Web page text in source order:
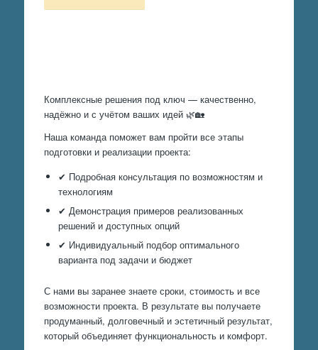
Комплексные решения под ключ — качественно,
надёжно и с учётом ваших идей 🌿🏡
Наша команда поможет вам пройти все этапы
подготовки и реализации проекта:
✔ Подробная консультация по возможностям и
технологиям
✔ Демонстрация примеров реализованных
решений и доступных опций
✔ Индивидуальный подбор оптимального
варианта под задачи и бюджет
С нами вы заранее знаете сроки, стоимость и все
возможности проекта. В результате вы получаете
продуманный, долговечный и эстетичный результат,
который объединяет функциональность и комфорт.